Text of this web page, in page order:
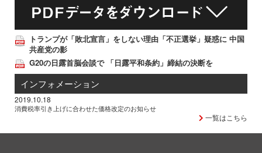
トランプが「敗北宣言」をしない理由「不正選挙」疑惑に 中国
共産党の影
G20の日露首脳会談で 「日露平和条約」締結の決断を
インフォメーション
2019.10.18
消費税率引き上げに合わせた価格改定のお知らせ
一覧はこちら